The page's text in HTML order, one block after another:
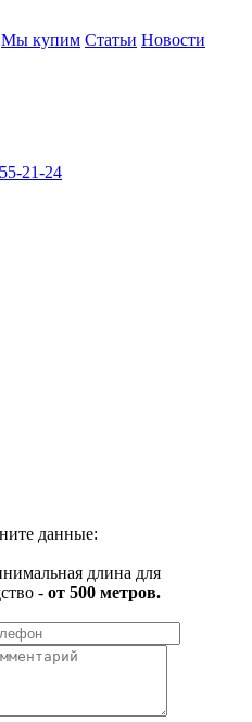
Мы купим Статьи Новости
21-24
данные:
длина для
- от 500 метров.